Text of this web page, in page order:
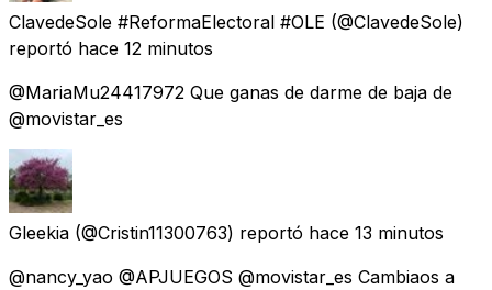
ClavedeSole #ReformaElectoral #OLE (@ClavedeSole)
reportó hace 12 minutos
@MariaMu24417972 Que ganas de darme de baja de
@movistar_es
Gleekia (@Cristin11300763) reportó hace 13 minutos
@nancy_yao @APJUEGOS @movistar_es Cambiaos a